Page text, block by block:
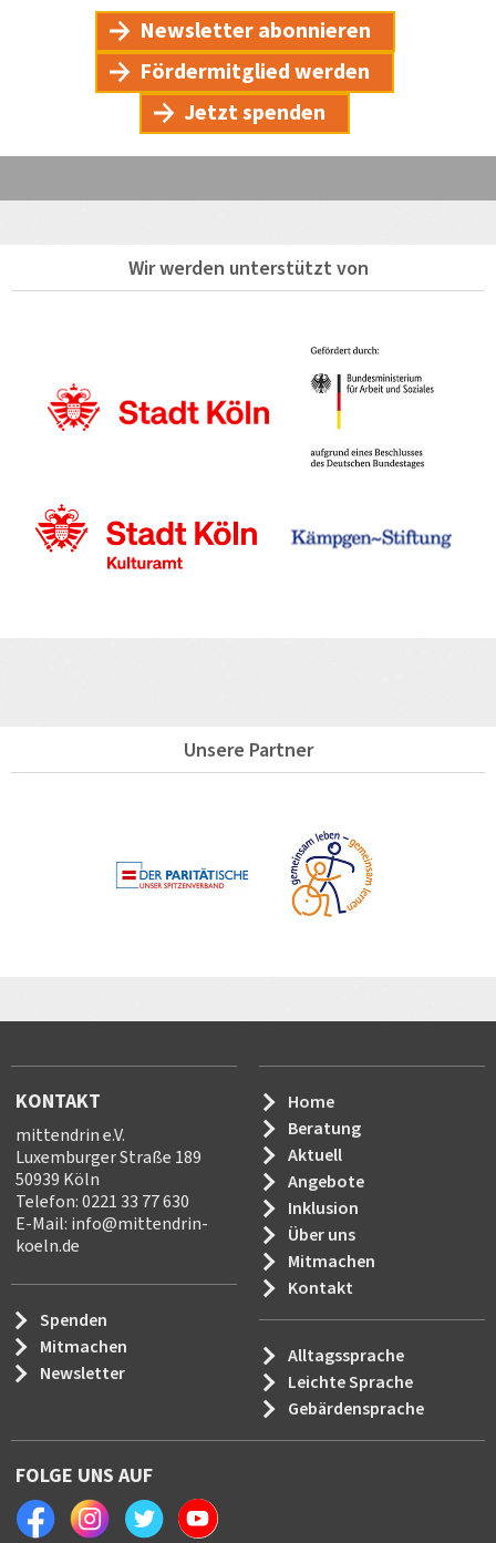
Newsletter abonnieren
Fördermitglied werden
Jetzt spenden
Wir werden unterstützt von
Unsere Partner
KONTAKT
mittendrin e.V.
Luxemburger Straße 189
50939 Köln
Telefon: 0221 33 77 630
E-Mail: info@mittendrin-
koeln.de
Spenden
Mitmachen
Newsletter
Home
Beratung
Aktuell
Angebote
Inklusion
Über uns
Mitmachen
Kontakt
Alltagssprache
Leichte Sprache
Gebärdensprache
FOLGE UNS AUF
FacebookInstagramTwitter